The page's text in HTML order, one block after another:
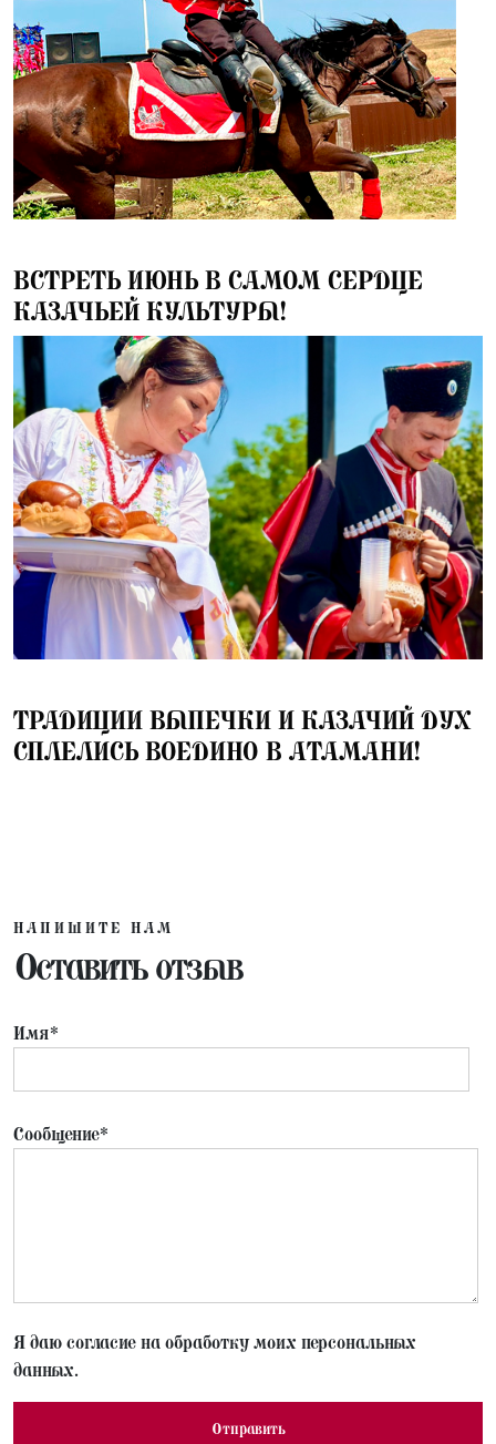
ВСТРЕТЬ ИЮНЬ В САМОМ СЕРДЦЕ
КАЗАЧЬЕЙ КУЛЬТУРЫ!
ТРАДИЦИИ ВЫПЕЧКИ И КАЗАЧИЙ ДУХ
СПЛЕЛИСЬ ВОЕДИНО В АТАМАНИ!
НАПИШИТЕ НАМ
Оставить отзыв
Имя*
Сообщение*
Я даю согласие на обработку моих персональных
данных.